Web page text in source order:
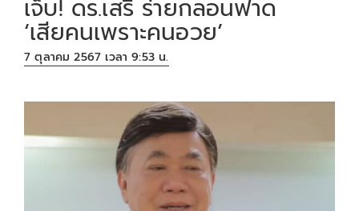
เจ็บ! ดร.เสรี ร่ายกลอนฟาด
‘เสียคนเพราะคนอวย’
7 ตุลาคม 2567 เวลา 9:53 น.